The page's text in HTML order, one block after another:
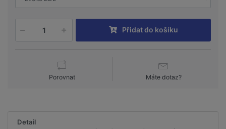
Přidat do košíku
Porovnat Máte dotaz?
Detail